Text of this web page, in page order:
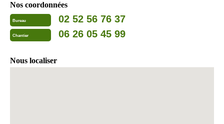
Nos coordonnées
Bureau 02 52 56 76 37
Chantier 06 26 05 45 99
Nous localiser